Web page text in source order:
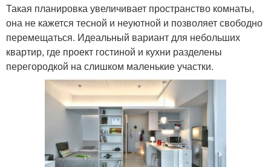
Такая планировка увеличивает пространство комнаты,
она не кажется тесной и неуютной и позволяет свободно
перемещаться. Идеальный вариант для небольших
квартир, где проект гостиной и кухни разделены
перегородкой на слишком маленькие участки.